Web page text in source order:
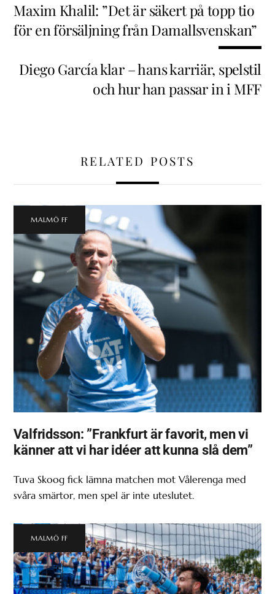
Maxim Khalil: ”Det är säkert på topp tio
för en försäljning från Damallsvenskan”
Diego García klar – hans karriär, spelstil
och hur han passar in i MFF
RELATED POSTS
MALMÖ FF
Valfridsson: ”Frankfurt är favorit, men vi
känner att vi har idéer att kunna slå dem”
Tuva Skoog fick lämna matchen mot Vålerenga med
svåra smärtor, men spel är inte uteslutet.
MALMÖ FF